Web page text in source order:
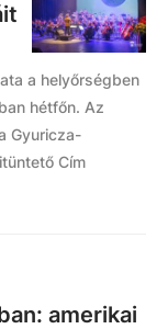
a helyőrségben
hétfőn. Az
Gyuricza-
Cím
amerikai